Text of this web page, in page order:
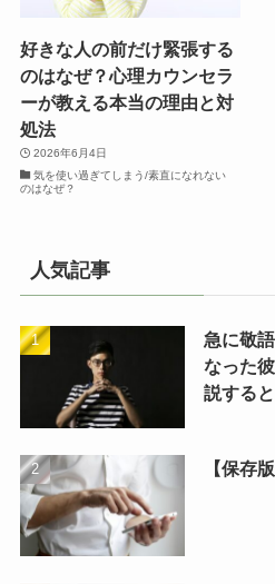
好きな人の前だけ緊張する
のはなぜ？心理カウンセラ
ーが教える本当の理由と対
処法
2026年6月4日
気を使い過ぎてしまう/素直になれない
のはなぜ？
人気記事
急に敬
なった
説する
【保存